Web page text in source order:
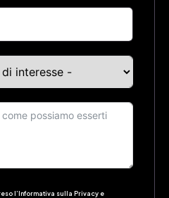
l’Informativa sulla Privacy e